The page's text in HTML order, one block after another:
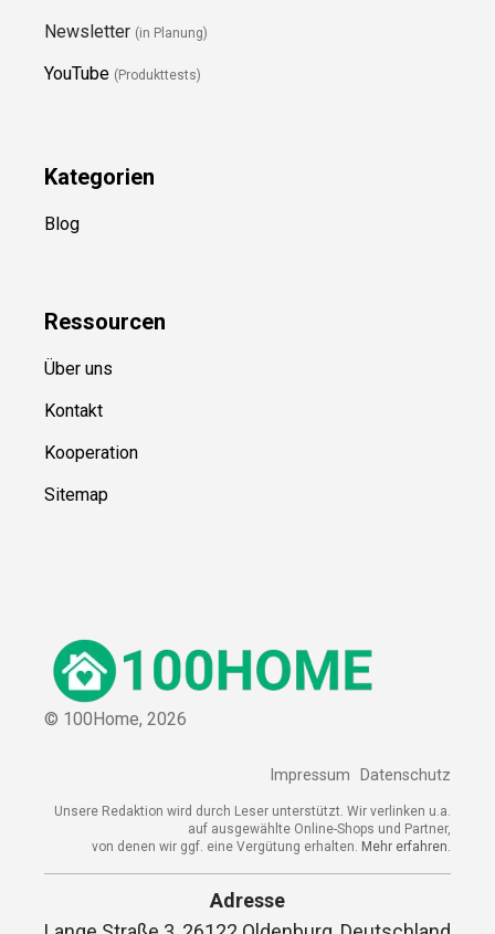
Newsletter (in Planung)
YouTube (Produkttests)
Kategorien
Blog
Ressourcen
Über uns
Kontakt
Kooperation
Sitemap
© 100Home, 2026
Impressum Datenschutz
Unsere Redaktion wird durch Leser unterstützt. Wir verlinken u.a.
auf ausgewählte Online-Shops und Partner,
von denen wir ggf. eine Vergütung erhalten. Mehr erfahren.
Adresse